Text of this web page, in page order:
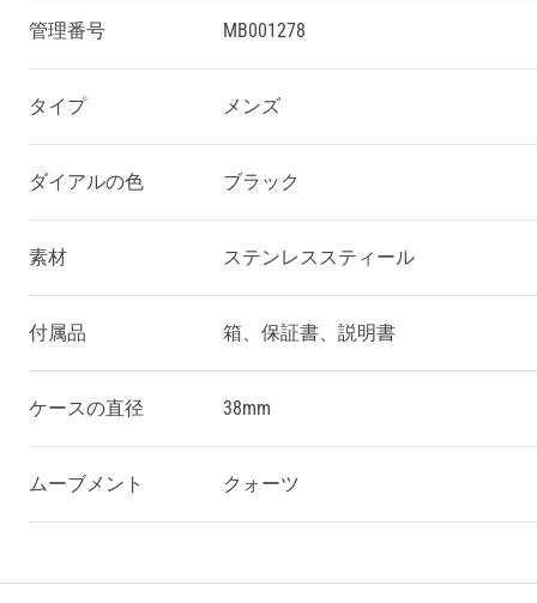
管理番号 MB001278
タイプ メンズ
ダイアルの色 ブラック
素材 ステンレススティール
付属品 箱、保証書、説明書
ケースの直径 38mm
ムーブメント クォーツ